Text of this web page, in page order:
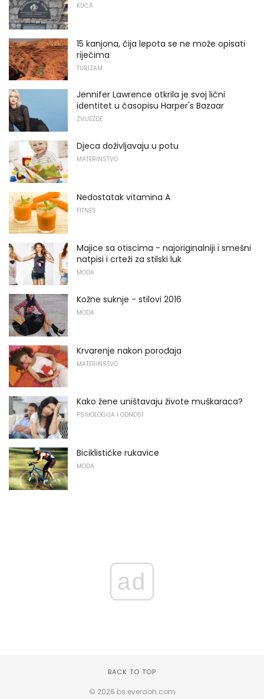
KUĆA
15 kanjona, čija lepota se ne može opisati
riječima
TURIZAM
Jennifer Lawrence otkrila je svoj lični
identitet u časopisu Harper's Bazaar
ZVIJEZDE
Djeca doživljavaju u potu
MATERINSTVO
Nedostatak vitamina A
FITNES
Majice sa otiscima - najoriginalniji i smešni
natpisi i crteži za stilski luk
MODA
Kožne suknje - stilovi 2016
MODA
Krvarenje nakon porođaja
MATERINSTVO
Kako žene uništavaju živote muškaraca?
PSIHOLOGIJA I ODNOSI
Biciklističke rukavice
MODA
ad
BACK TO TOP
© 2026 bs.everaoh.com